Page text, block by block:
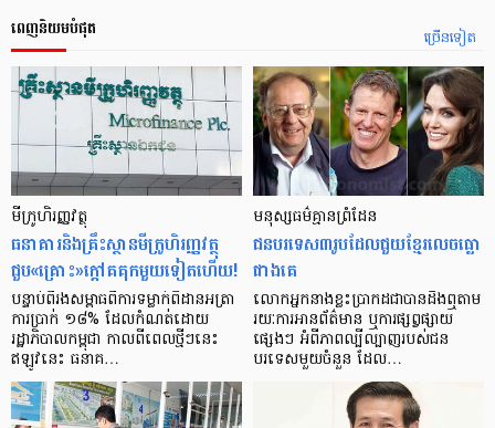
ច្រើនទៀត
ពេញនិយមបំផុត
មីក្រូ​ហិរញ្ញវត្ថុ
ធនាគារ​និង​គ្រឹះស្ថាន​មីក្រូ​ហិរញ្ញវត្ថុ​
ជួប«គ្រោះ»ក្តៅ​គគុក​មួយ​ទៀត​ហើយ!
បន្ទាប់​ពី​រង​សម្ពាធ​​ពី​ការ​ទម្លាក់​ពិដាន​អត្រា​
ការ​ប្រាក់ ១៨​% ដែល​កំណត់​ដោយ​
រដ្ឋាភិបាល​កម្ពុជា កាល​ពី​ពេល​ថ្មីៗ​នេះ
ឥឡូវ​នេះ ធនាគ…
មនុស្ស​ធម៌​គ្មាន​ព្រំដែន
ជន​បរទេស​៣​រូប​ដែល​ជួយ​ខ្មែរ​លេច​ធ្លោ​
ជាង​គេ
លោកអ្នក​នាង​ខ្លះ​ប្រាកដ​ជា​បាន​​ដឹង​ឮ​តាម​
រយៈ​ការ​អាន​ព័ត៌មាន ឬ​ការ​ផ្សព្វផ្សាយ​
ផ្សេងៗ អំពី​ភាព​ល្បីល្បាញ​របស់​ជន​
បរទេស​មួយ​ចំនួន ដែល…